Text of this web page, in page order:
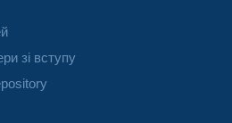
зі вступу